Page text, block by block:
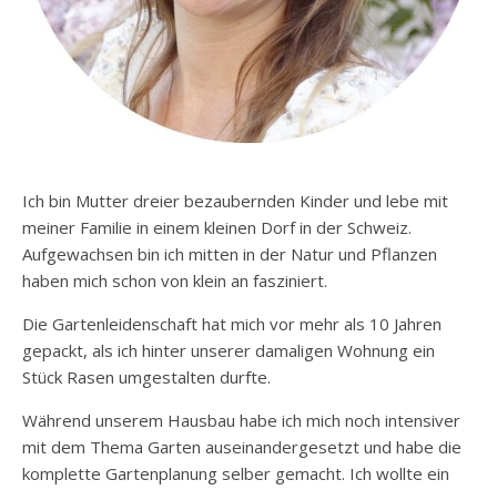
Ich bin Mutter dreier bezaubernden Kinder und lebe mit
meiner Familie in einem kleinen Dorf in der Schweiz.
Aufgewachsen bin ich mitten in der Natur und Pflanzen
haben mich schon von klein an fasziniert.
Die Gartenleidenschaft hat mich vor mehr als 10 Jahren
gepackt, als ich hinter unserer damaligen Wohnung ein
Stück Rasen umgestalten durfte.
Während unserem Hausbau habe ich mich noch intensiver
mit dem Thema Garten auseinandergesetzt und habe die
komplette Gartenplanung selber gemacht. Ich wollte ein